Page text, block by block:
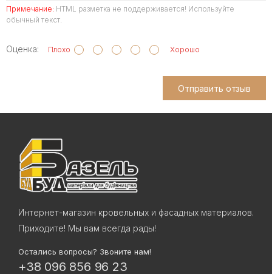
Примечание: HTML разметка не поддерживается! Используйте
обычный текст.
Оценка: Плохо Хорошо
Отправить отзыв
Интернет-магазин кровельных и фасадных материалов.
Приходите! Мы вам всегда рады!
Остались вопросы? Звоните нам!
+38 096 856 96 23